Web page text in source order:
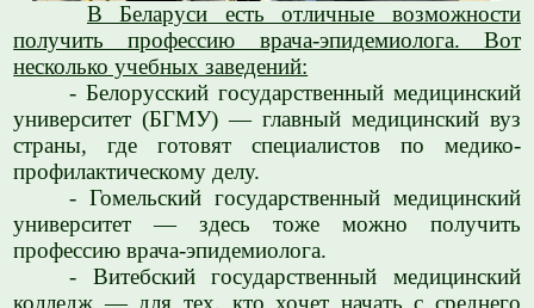
В Беларуси есть отличные возможности
получить профессию врача-эпидемиолога. Вот
несколько учебных заведений:
- Белорусский государственный медицинский
университет (БГМУ) — главный медицинский вуз
страны, где готовят специалистов по медико-
профилактическому делу.
- Гомельский государственный медицинский
университет — здесь тоже можно получить
профессию врача-эпидемиолога.
- Витебский государственный медицинский
колледж — для тех, кто хочет начать с среднего